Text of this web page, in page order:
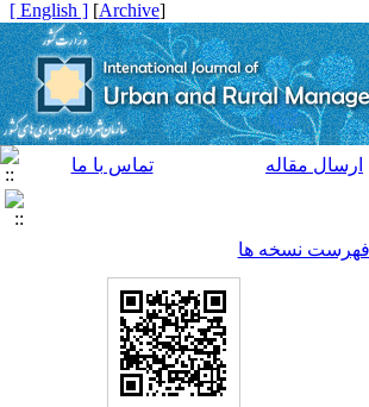
[
Archive
]
[ English ]
ارسال مقاله تماس با ما
نسخه ها